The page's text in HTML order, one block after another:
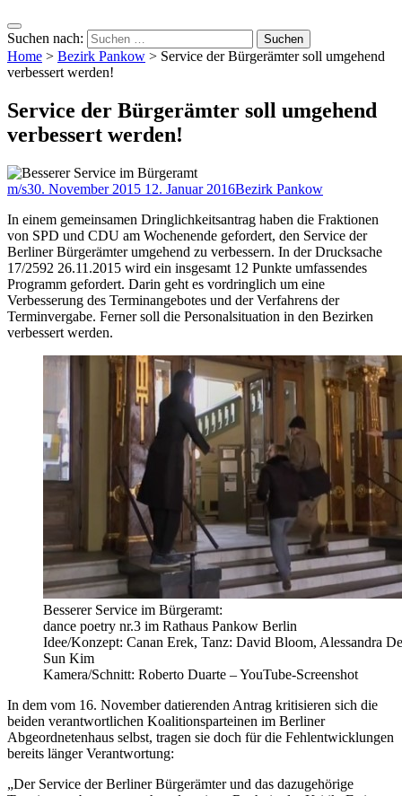
Suchen nach:
Home > Bezirk Pankow > Service der Bürgerämter soll umgehend
verbessert werden!
Service der Bürgerämter soll umgehend
verbessert werden!
m/s30. November 2015 12. Januar 2016Bezirk Pankow
In einem gemeinsamen Dringlichkeitsantrag haben die Fraktionen
von SPD und CDU am Wochenende gefordert, den Service der
Berliner Bürgerämter umgehend zu verbessern. In der Drucksache
17/2592 26.11.2015 wird ein insgesamt 12 Punkte umfassendes
Programm gefordert. Darin geht es vordringlich um eine
Verbesserung des Terminangebotes und der Verfahrens der
Terminvergabe. Ferner soll die Personalsituation in den Bezirken
verbessert werden.
Besserer Service im Bürgeramt:
dance poetry nr.3 im Rathaus Pankow Berlin
Idee/Konzept: Canan Erek, Tanz: David Bloom, Alessandra
Sun Kim
Kamera/Schnitt: Roberto Duarte – YouTube-Screenshot
In dem vom 16. November datierenden Antrag kritisieren sich die
beiden verantwortlichen Koalitionsparteinen im Berliner
Abgeordnetenhaus selbst, tragen sie doch für die Fehlentwicklungen
bereits länger Verantwortung:
„Der Service der Berliner Bürgerämter und das dazugehörige